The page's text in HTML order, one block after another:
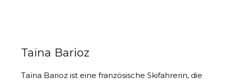
Taïna Barioz
Taïna Barioz ist eine französische Skifahrerin, die